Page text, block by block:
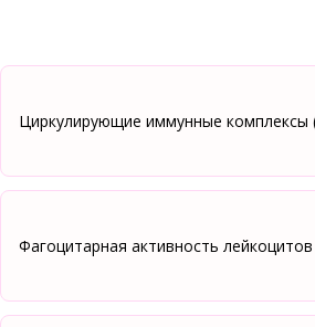
Циркулирующие иммунные
Фагоцитарная активность лейкоцитов